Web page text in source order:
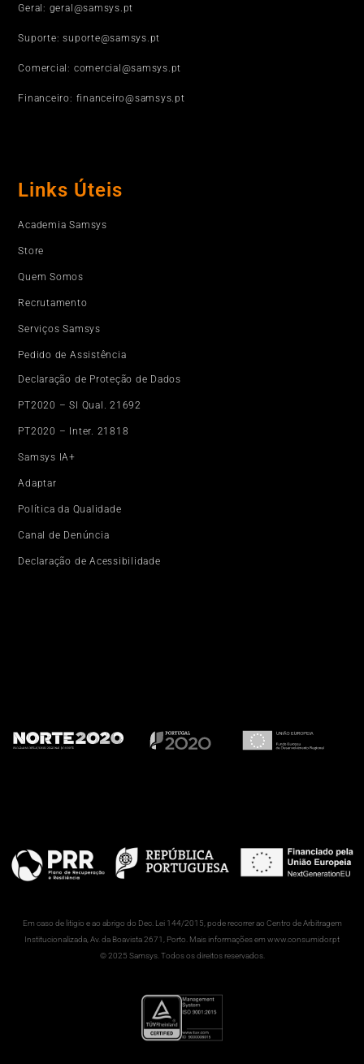
Geral: geral@samsys.pt
Suporte: suporte@samsys.pt
Comercial: comercial@samsys.pt
Financeiro: financeiro@samsys.pt
Links Úteis
Academia Samsys
Store
Quem Somos
Recrutamento
Serviços Samsys
Pedido de Assistência
Declaração de Proteção de Dados
PT2020 – SI Qual. 21692
PT2020 – Inter. 21818
Samsys IA+
Adaptar
Política da Qualidade
Canal de Denúncia
Declaração de Acessibilidade
Em caso de litigio e ao abrigo do Dec. Lei 144/2015, pode recorrer ao Centro de Arbitragem
Institucionalizada, Av. da Boavista 2671, Porto. Mais informações em www.consumidor.pt
© 2025 Samsys. Todos os direitos reservados.